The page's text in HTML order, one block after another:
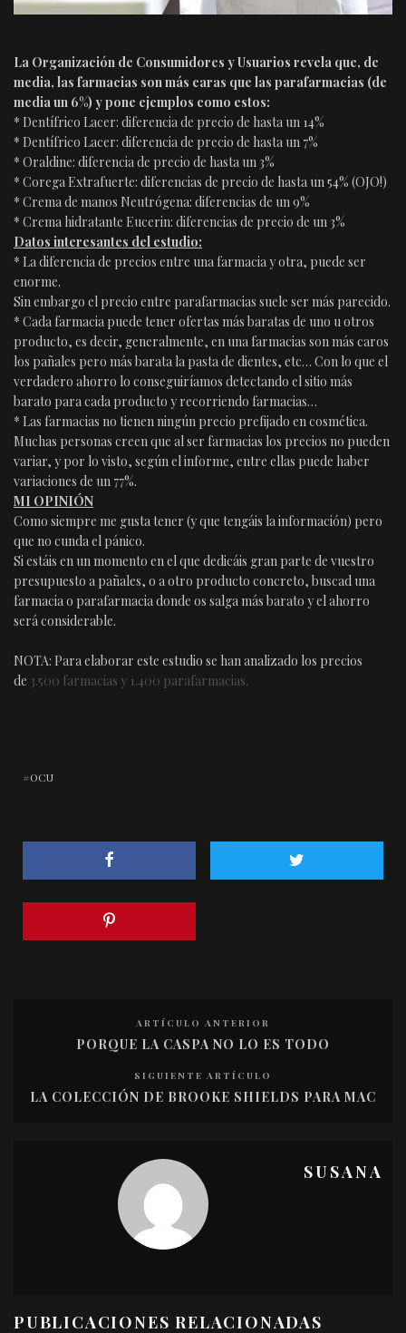
La Organización de Consumidores y Usuarios revela que, de
media, las farmacias son más caras que las parafarmacias (de
media un 6%) y pone ejemplos como estos:
* Dentífrico Lacer: diferencia de precio de hasta un 14%
* Dentífrico Lacer: diferencia de precio de hasta un 7%
* Oraldine: diferencia de precio de hasta un 3%
* Corega Extrafuerte: diferencias de precio de hasta un 54% (OJO!)
* Crema de manos Neutrógena: diferencias de un 9%
* Crema hidratante Eucerin: diferencias de precio de un 3%
Datos interesantes del estudio:
* La diferencia de precios entre una farmacia y otra, puede ser
enorme.
Sin embargo el precio entre parafarmacias suele ser más parecido.
* Cada farmacia puede tener ofertas más baratas de uno u otros
producto, es decir, generalmente, en una farmacias son más caros
los pañales pero más barata la pasta de dientes, etc… Con lo que el
verdadero ahorro lo conseguiríamos detectando el sitio más
barato para cada producto y recorriendo farmacias…
* Las farmacias no tienen ningún precio prefijado en cosmética.
Muchas personas creen que al ser farmacias los precios no pueden
variar, y por lo visto, según el informe, entre ellas puede haber
variaciones de un 77%.
MI OPINIÓN
Como siempre me gusta tener (y que tengáis la información) pero
que no cunda el pánico.
Si estáis en un momento en el que dedicáis gran parte de vuestro
presupuesto a pañales, o a otro producto concreto, buscad una
farmacia o parafarmacia donde os salga más barato y el ahorro
será considerable.
NOTA: Para elaborar este estudio se han analizado los precios
de 3.500 farmacias y 1.400 parafarmacias.
OCU
ARTÍCULO ANTERIOR
PORQUE LA CASPA NO LO ES TODO
SIGUIENTE ARTÍCULO
LA COLECCIÓN DE BROOKE SHIELDS PARA MAC
SUSANA
PUBLICACIONES RELACIONADAS